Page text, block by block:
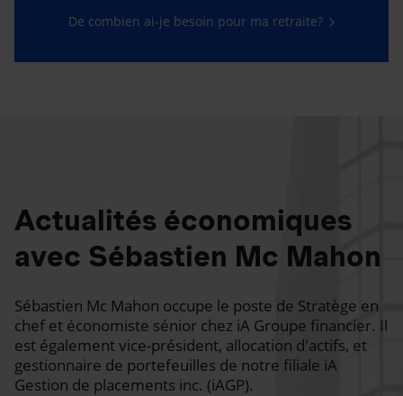
De combien ai-je besoin pour ma retraite?
Actualités économiques
avec Sébastien Mc Mahon
Sébastien Mc Mahon occupe le poste de Stratège en
chef et économiste sénior chez iA Groupe financier. Il
est également vice-président, allocation d'actifs, et
gestionnaire de portefeuilles de notre filiale iA
Gestion de placements inc. (iAGP).